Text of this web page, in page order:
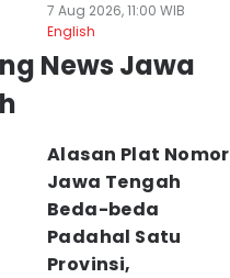
7 Aug 2026, 11:00 WIB
English
News Jawa
Alasan Plat Nomor
Jawa Tengah
Beda-beda
Padahal Satu
Provinsi,